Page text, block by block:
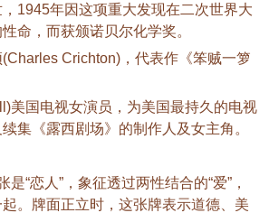
1945年因这项重大发现在二次世界大
命，而获颁诺贝尔化学奖。
Crichton)，代表作《笨贼一箩
美国电视女演员，为美国最持久的电视
集《露西剧场》的制作人及女主角。
“恋人”，象征透过两性结合的“爱”，
。牌面正立时，这张牌表示道德、美